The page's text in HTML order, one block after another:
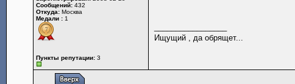
Сообщений:432
Откуда:Москва
Медали :1
Пункты репутации:3
Ищущий , да обрящет...